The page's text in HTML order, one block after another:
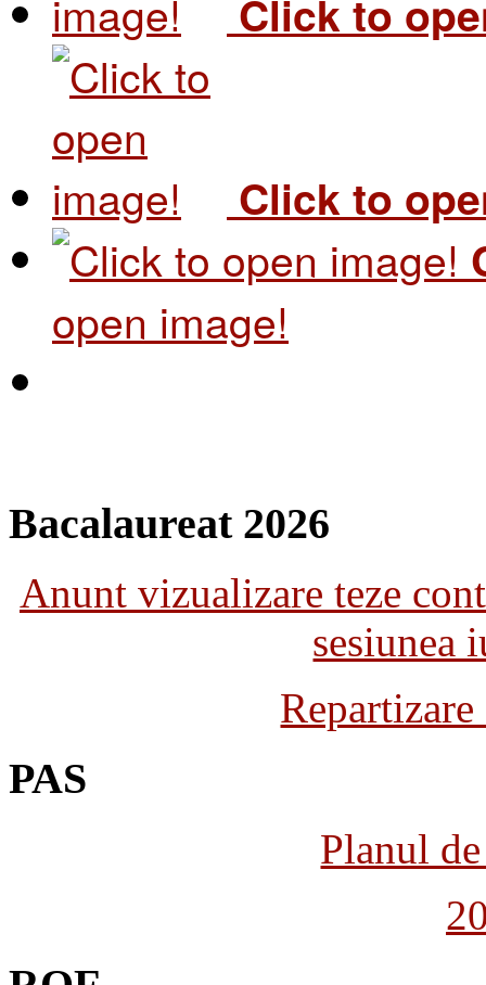
Click to
Click to
open image!
Bacalaureat 2026
Anunt vizualizare teze
sesiunea
PAS
Planul